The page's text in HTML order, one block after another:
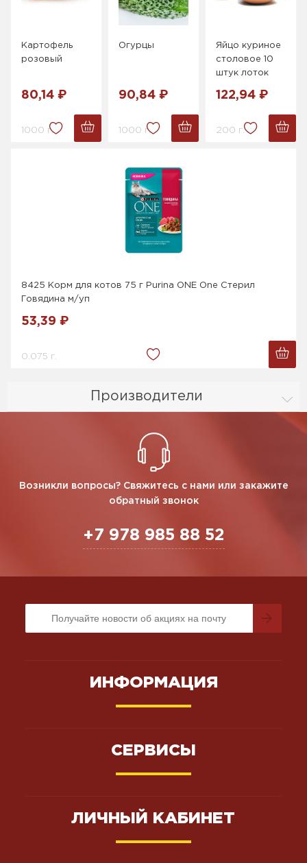
Производители
Картофель
розовый
80,14 ₽
1000 г.
Огурцы
90,84 ₽
1000 г.
Яйцо куриное
столовое 10
штук лоток
122,94 ₽
200 г.
8425 Корм для котов 75 г Purina ONE One Стерил
Говядина м/уп
53,39 ₽
0.075 г.
Возникли вопросы? Свяжитесь с нами или закажите
обратный звонок
+7 978 985 88 52
ИНФОРМАЦИЯ
СЕРВИСЫ
ЛИЧНЫЙ КАБИНЕТ